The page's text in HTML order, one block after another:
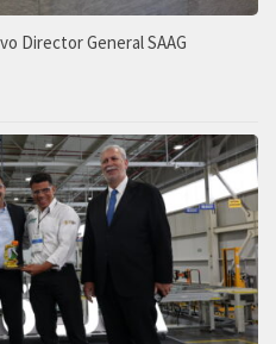
Director General SAAG